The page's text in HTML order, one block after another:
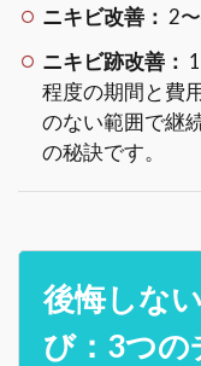
ニキビ改善： 2
ニキビ跡改善：
程度の期間と費
のない範囲で継
の秘訣です。
後悔しな
び：3つの